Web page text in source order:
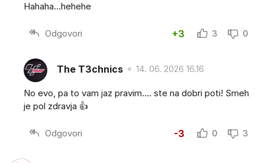
Hahaha...hehehe
Odgovori +3 3 0
The T3chnics 14. 06. 2026 16.16
No evo, pa to vam jaz pravim.... ste na dobri poti! Smeh
je pol zdravja 👍
Odgovori -3 0 3